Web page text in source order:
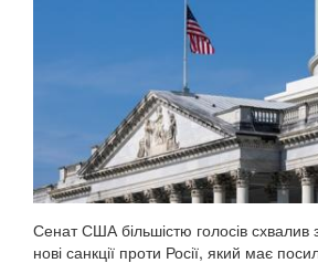
Сенат США більшістю голосів схвалив
нові санкції проти Росії, який має